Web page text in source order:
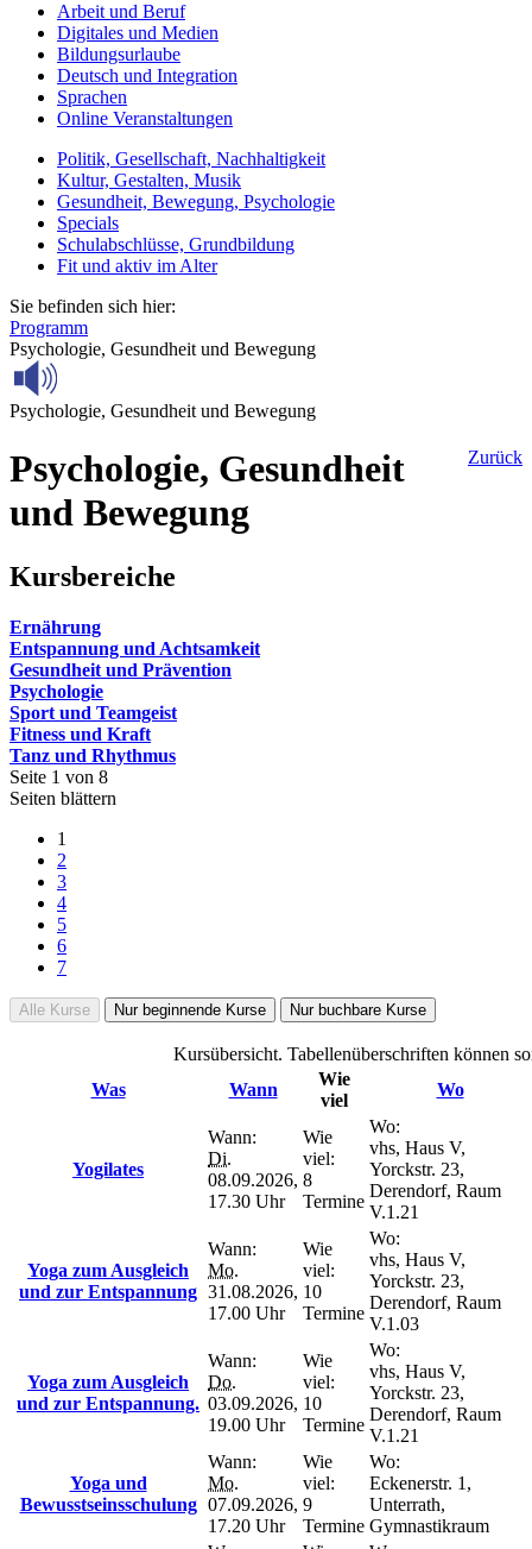
Arbeit und Beruf
Digitales und Medien
Bildungsurlaube
Deutsch und Integration
Sprachen
Online Veranstaltungen
Politik, Gesellschaft, Nachhaltigkeit
Kultur, Gestalten, Musik
Gesundheit, Bewegung, Psychologie
Specials
Schulabschlüsse, Grundbildung
Fit und aktiv im Alter
Sie befinden sich hier:
Programm
Psychologie, Gesundheit und Bewegung
Psychologie, Gesundheit und Bewegung
Zurück
Psychologie, Gesundheit
und Bewegung
Kursbereiche
Ernährung
Entspannung und Achtsamkeit
Gesundheit und Prävention
Psychologie
Sport und Teamgeist
Fitness und Kraft
Tanz und Rhythmus
Seite 1 von 8
Seiten blättern
1
2
3
4
5
6
7
Alle Kurse Nur beginnende Kurse Nur buchbare Kurse
Kursübersicht. Tabellenüberschriften können
Was
Wann
Wie
viel
Wo
Yogilates
Wann:
Di.
08.09.2026,
17.30 Uhr
Wie
viel:
8
Termine
Wo:
vhs, Haus V,
Yorckstr. 23,
Derendorf, Raum
V.1.21
Yoga zum Ausgleich
und zur Entspannung
Wann:
Mo.
31.08.2026,
17.00 Uhr
Wie
viel:
10
Termine
Wo:
vhs, Haus V,
Yorckstr. 23,
Derendorf, Raum
V.1.03
Yoga zum Ausgleich
und zur Entspannung.
Wann:
Do.
03.09.2026,
19.00 Uhr
Wie
viel:
10
Termine
Wo:
vhs, Haus V,
Yorckstr. 23,
Derendorf, Raum
V.1.21
Yoga und
Bewusstseinsschulung
Wann:
Mo.
07.09.2026,
17.20 Uhr
Wie
viel:
9
Termine
Wo:
Eckenerstr. 1,
Unterrath,
Gymnastikraum